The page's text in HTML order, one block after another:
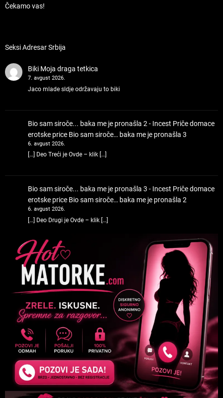
Čekamo vas!
Seksi Adresar Srbija
Biki Moja draga tetkica
7. avgust 2026.
Jaco mlade sldje održavaju to biki
Bio sam siroče... baka me je pronašla 2 - Incest Priče domace
erotske price Bio sam siroče… baka me je pronašla 3
6. avgust 2026.
[…] Deo Treći je Ovde – klik […]
Bio sam siroče... baka me je pronašla 3 - Incest Priče domace
erotske price Bio sam siroče… baka me je pronašla 2
6. avgust 2026.
[…] Deo Drugi je Ovde – klik […]